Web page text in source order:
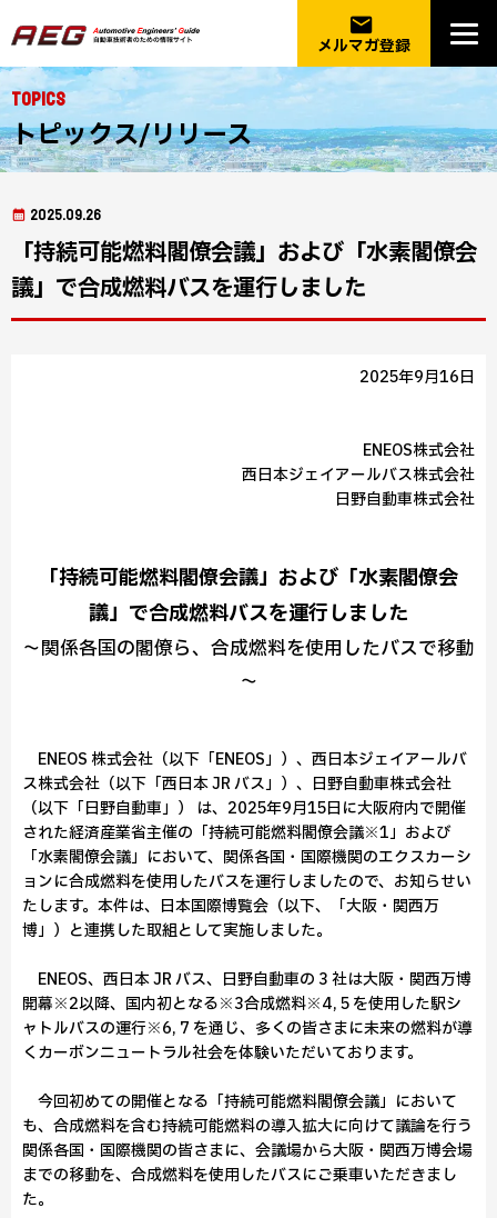
email
メルマガ登録
Topics
トピックス/リリース
2025.09.26
「持続可能燃料閣僚会議」および「水素閣僚会
議」で合成燃料バスを運行しました
2025年9月16日
ENEOS株式会社
西日本ジェイアールバス株式会社
日野自動車株式会社
「持続可能燃料閣僚会議」および「水素閣僚会
議」で合成燃料バスを運行しました
～関係各国の閣僚ら、合成燃料を使用したバスで移動
～
ENEOS 株式会社（以下「ENEOS」）、西日本ジェイアールバ
ス株式会社（以下「西日本 JR バス」）、日野自動車株式会社
（以下「日野自動車」） は、2025年9月15日に大阪府内で開催
された経済産業省主催の「持続可能燃料閣僚会議※1」および
「水素閣僚会議」において、関係各国・国際機関のエクスカーシ
ョンに合成燃料を使用したバスを運行しましたので、お知らせい
たします。本件は、日本国際博覧会（以下、「大阪・関西万
博」）と連携した取組として実施しました。
ENEOS、西日本 JR バス、日野自動車の 3 社は大阪・関西万博
開幕※2以降、国内初となる※3合成燃料※4, 5 を使用した駅シ
ャトルバスの運行※6, 7 を通じ、多くの皆さまに未来の燃料が導
くカーボンニュートラル社会を体験いただいております。
今回初めての開催となる「持続可能燃料閣僚会議」において
も、合成燃料を含む持続可能燃料の導入拡大に向けて議論を行う
関係各国・国際機関の皆さまに、会議場から大阪・関西万博会場
までの移動を、合成燃料を使用したバスにご乗車いただきまし
た。